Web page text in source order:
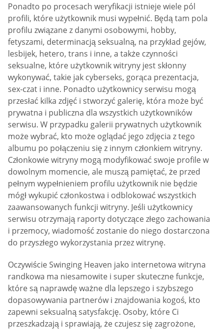
Ponadto po procesach weryfikacji istnieje wiele pól
profili, które użytkownik musi wypełnić. Będą tam pola
profilu związane z danymi osobowymi, hobby,
fetyszami, determinacją seksualną, na przykład gejów,
lesbijek, hetero, trans i inne, a także czynności
seksualne, które użytkownik witryny jest skłonny
wykonywać, takie jak cyberseks, gorąca prezentacja,
sex-czat i inne. Ponadto użytkownicy serwisu mogą
przesłać kilka zdjęć i stworzyć galerię, która może być
prywatna i publiczna dla wszystkich użytkowników
serwisu. W przypadku galerii prywatnych użytkownik
może wybrać, kto może oglądać jego zdjęcia z tego
albumu po połączeniu się z innym członkiem witryny.
Członkowie witryny mogą modyfikować swoje profile w
dowolnym momencie, ale muszą pamiętać, że przed
pełnym wypełnieniem profilu użytkownik nie będzie
mógł wykupić członkostwa i odblokować wszystkich
zaawansowanych funkcji witryny. Jeśli użytkownicy
serwisu otrzymają raporty dotyczące złego zachowania
i przemocy, wiadomość zostanie do niego dostarczona
do przyszłego wykorzystania przez witrynę.
Oczywiście Swinging Heaven jako internetowa witryna
randkowa ma niesamowite i super skuteczne funkcje,
które są naprawdę ważne dla lepszego i szybszego
dopasowywania partnerów i znajdowania kogoś, kto
zapewni seksualną satysfakcję. Osoby, które Ci
przeszkadzają i sprawiają, że czujesz się zagrożone,